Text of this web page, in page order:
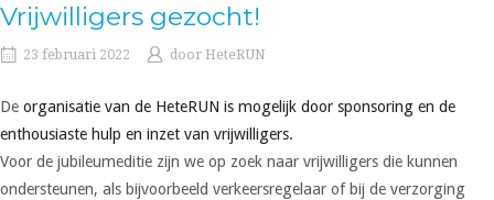
Vrijwilligers gezocht!
23 februari 2022 door HeteRUN
De organisatie van de HeteRUN is mogelijk door sponsoring en de
enthousiaste hulp en inzet van vrijwilligers.
Voor de jubileumeditie zijn we op zoek naar vrijwilligers die kunnen
ondersteunen, als bijvoorbeeld verkeersregelaar of bij de verzorging